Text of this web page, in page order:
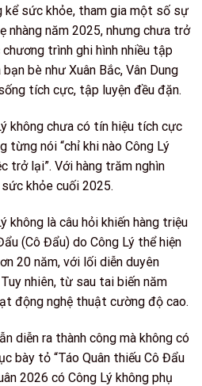
kể sức khỏe, tham gia một số sự
nhàng năm 2025, nhưng chưa trở
trình ghi hình nhiều tập
bè như Xuân Bắc, Vân Dung
tích cực, tập luyện đều đặn.
không chưa có tín hiệu tích cực
từng nói “chỉ khi nào Công Lý
trở lại”. Với hàng trăm nghìn
khỏe cuối 2025.
không là câu hỏi khiến hàng triệu
(Cô Đẩu) do Công Lý thể hiện
20 năm, với lối diễn duyên
nhiên, từ sau tai biến năm
động nghệ thuật cường độ cao.
diễn ra thành công mà không có
bày tỏ “Táo Quân thiếu Cô Đẩu
2026 có Công Lý không phụ